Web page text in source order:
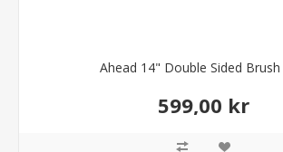
Ahead 14" Double Sided Brush
599,00 kr